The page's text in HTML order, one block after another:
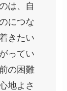
は、自
につな
きたい
ってい
の困難
地よさ